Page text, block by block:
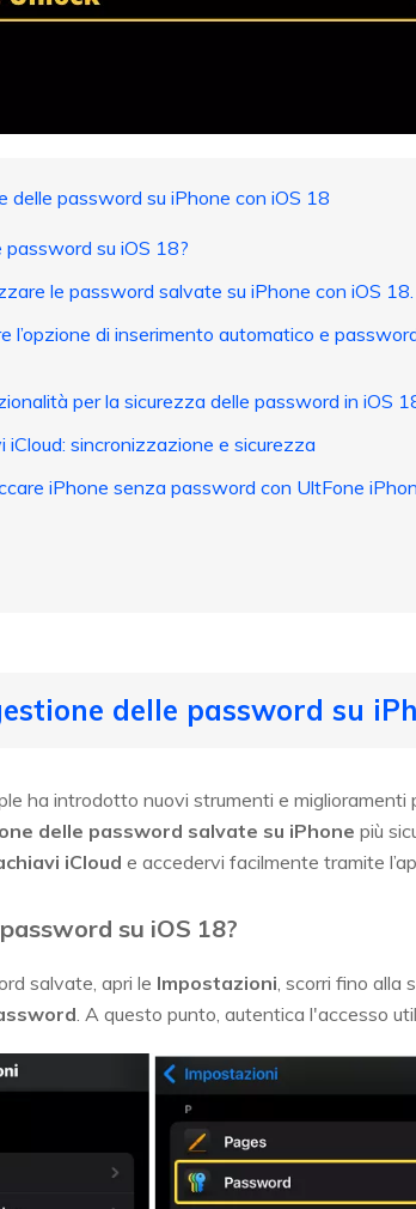
delle password su iPhone con iOS 18
password su iOS 18?
le password salvate su iPhone con iOS 18.
l’opzione di inserimento automatico e
per la sicurezza delle password in iOS
sincronizzazione e sicurezza
iPhone senza password con UltFone
delle password su
ha introdotto nuovi strumenti e
delle password salvate su iPhone più
iCloud e accedervi facilmente tramite
su iOS 18?
salvate, apri le Impostazioni, scorri fino alla
. A questo punto, autentica l'accesso